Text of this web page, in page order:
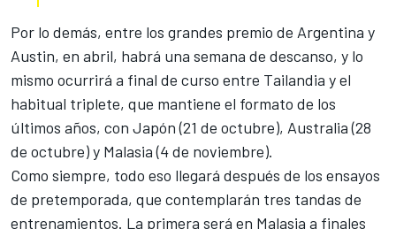
Por lo demás, entre los grandes premio de Argentina y
Austin, en abril, habrá una semana de descanso, y lo
mismo ocurrirá a final de curso entre Tailandia y el
habitual triplete, que mantiene el formato de los
últimos años, con Japón (21 de octubre), Australia (28
de octubre) y Malasia (4 de noviembre).
Como siempre, todo eso llegará después de los ensayos
de pretemporada, que contemplarán tres tandas de
entrenamientos. La primera será en Malasia a finales